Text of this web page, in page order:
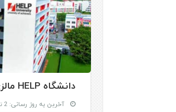
دانشگاه HELP مالزی
آخرین به روز رسانی: 2 تیر 1405